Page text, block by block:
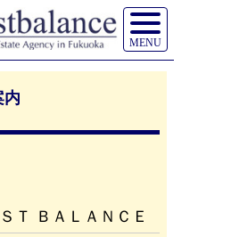
MENU
内
Ｔ ＢＡＬＡＮＣＥ